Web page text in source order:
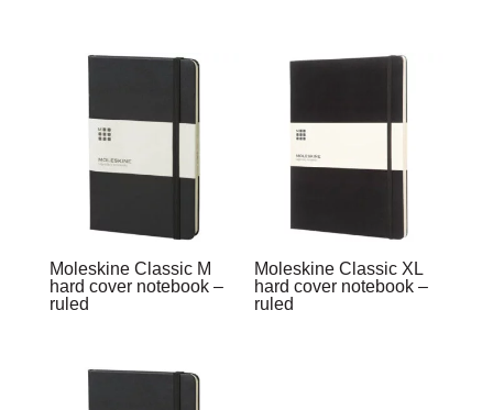
Moleskine Classic M
hard cover notebook –
ruled
Moleskine Classic XL
hard cover notebook –
ruled